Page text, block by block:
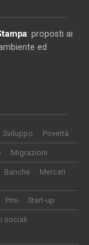
: proposti ai
ed
Sviluppo Povertà
Migrazioni
Banche Mercati
Pmi Start-up
sociali